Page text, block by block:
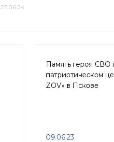
27.06.24
Память героя СВО
патриотическом
ZOV» в Пскове
09.06.23